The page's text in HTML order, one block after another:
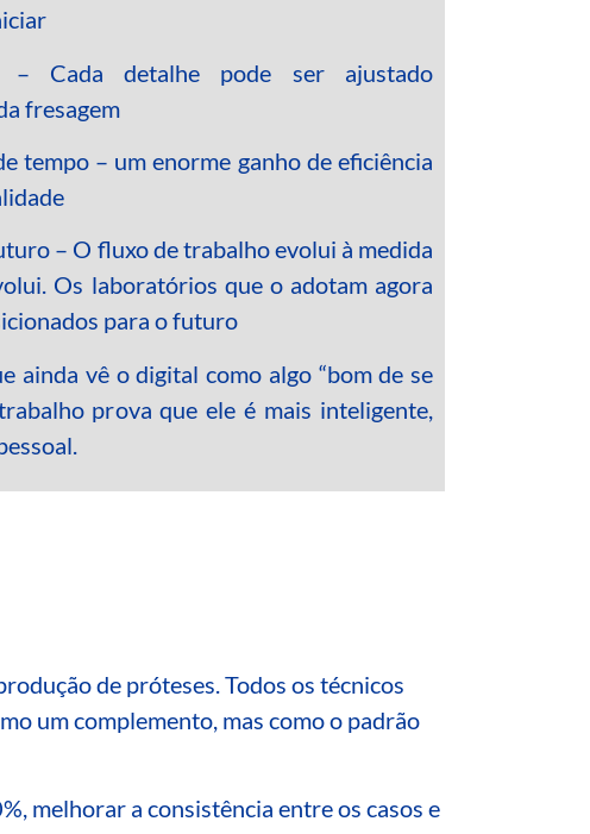
– Cada detalhe pode ser ajustado
fresagem
tempo – um enorme ganho de eficiência
– O fluxo de trabalho evolui à medida
Os laboratórios que o adotam agora
para o futuro
ainda vê o digital como algo “bom de se
prova que ele é mais inteligente,
de próteses. Todos os técnicos
um complemento, mas como o padrão
melhorar a consistência entre os casos e